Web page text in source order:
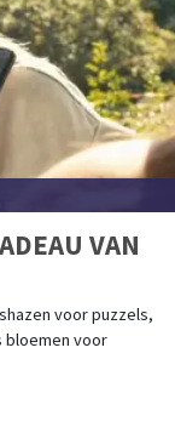
VAN
voor puzzels,
bloemen voor